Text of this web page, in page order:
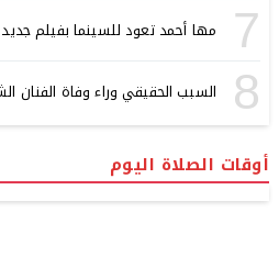
7 مها أحمد تعود للسينما بفيلم
8 السبب الحقيقي وراء وفاة الفنان
أوقات الصلاة اليوم